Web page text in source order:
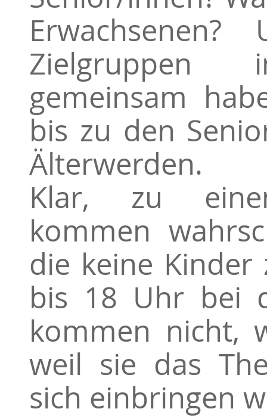
gemeinsam
bis zu den
Älterwerden.
Klar, zu
kommen
die keine
bis 18 Uhr bei
kommen nicht,
weil sie das
sich einbringen